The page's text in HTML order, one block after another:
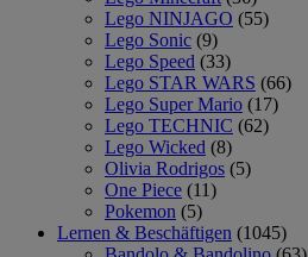
Lego NINJAGO (55)
Lego Sonic (9)
Lego Speed (33)
Lego STAR WARS (66)
Lego Super Mario (17)
Lego TECHNIC (62)
Lego Wicked (8)
Olivia Rodrigos (5)
One Piece (11)
Pokemon (5)
Lernen & Beschäftigen (1045)